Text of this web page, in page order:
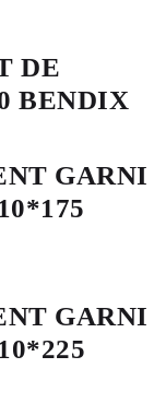
DE
BENDIX
GARNI
GARNI